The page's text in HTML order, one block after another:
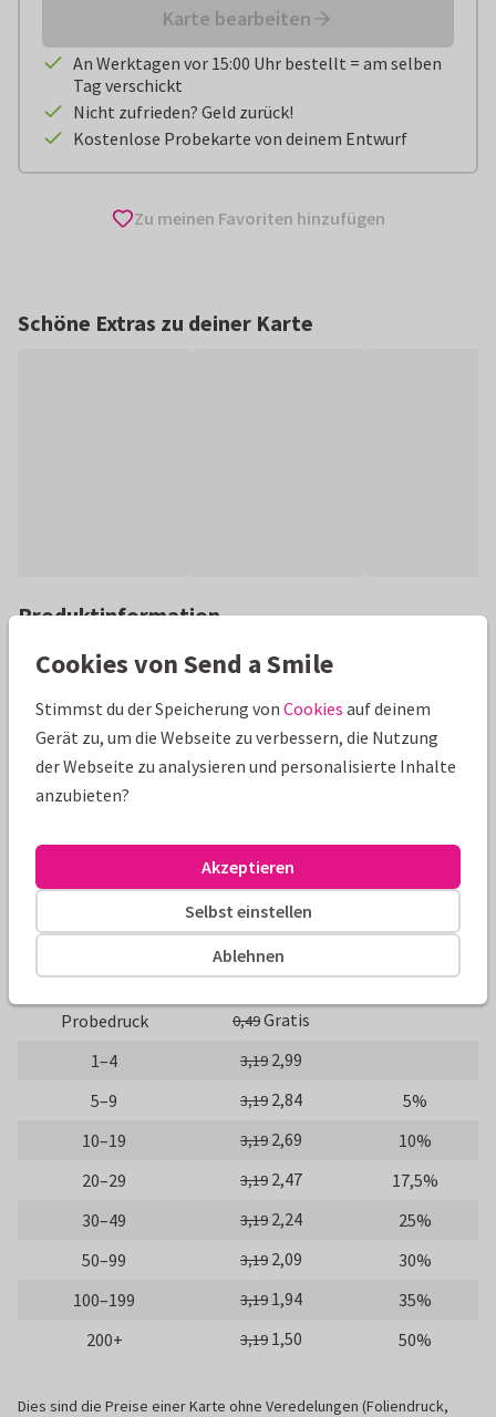
Karte bearbeiten
An Werktagen vor 15:00 Uhr bestellt = am selben
Tag verschickt
Nicht zufrieden? Geld zurück!
Kostenlose Probekarte von deinem Entwurf
Zu meinen Favoriten hinzufügen
Schöne Extras zu deiner Karte
Produktinformation
Originelle Karte mit vollem Auto gefüllt mit Hausrat. Karte
Portokosten an.)
Alle Karten können nach Wunsch angepasst werden.
Größen und Preise
10 x 10 cm 14 x 14 cm 21 x 21 cm
Anzahl Preis p./St. Rabatt
Probedruck 0,49Gratis
1–4
3,19 2,99
5–9
3,19 2,84
5%
10–19
3,19 2,69
10%
20–29
3,19 2,47
17,5%
30–49
3,19 2,24
25%
50–99
3,19 2,09
30%
100–199
3,19 1,94
35%
200+
3,19 1,50 50%
Dies sind die Preise einer Karte ohne Veredelungen (Foliendruck,
Cookies von Send a Smile
Stimmst du der Speicherung von Cookies auf deinem
Gerät zu, um die Webseite zu verbessern, die Nutzung
der Webseite zu analysieren und personalisierte Inhalte
anzubieten?
Ablehnen
Selbst einstellen
Akzeptieren